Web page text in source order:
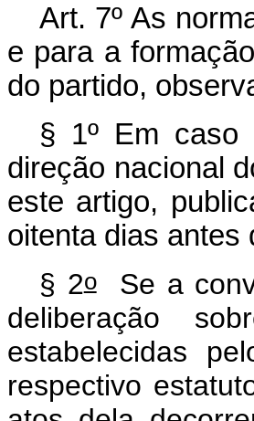
Art. 7º As
e para a
do partido,
§ 1º Em caso
direção nacional
este artigo,
oitenta dias antes
§ 2oSe a
deliberação
estabelecidas
respectivo